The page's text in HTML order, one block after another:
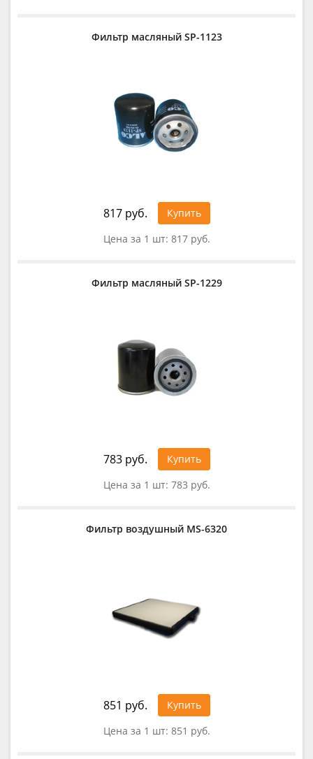
Фильтр масляный SP-1123
817 руб.
Купить
Цена за 1 шт: 817 руб.
Фильтр масляный SP-1229
783 руб.
Купить
Цена за 1 шт: 783 руб.
Фильтр воздушный MS-6320
851 руб.
Купить
Цена за 1 шт: 851 руб.